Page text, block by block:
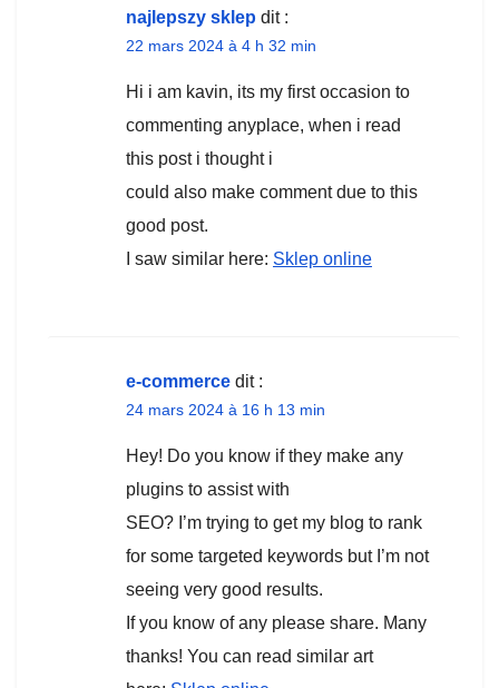
najlepszy sklep dit :
22 mars 2024 à 4 h 32 min
Hi i am kavin, its my first occasion to
commenting anyplace, when i read
this post i thought i
could also make comment due to this
good post.
I saw similar here: Sklep online
e-commerce dit :
24 mars 2024 à 16 h 13 min
Hey! Do you know if they make any
plugins to assist with
SEO? I’m trying to get my blog to rank
for some targeted keywords but I’m not
seeing very good results.
If you know of any please share. Many
thanks! You can read similar art